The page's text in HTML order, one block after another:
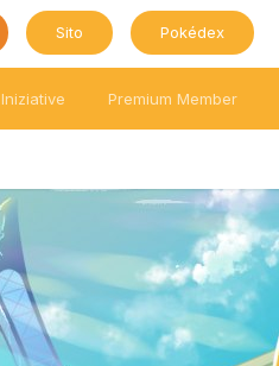
Sito Pokédex
Iniziative Premium Member